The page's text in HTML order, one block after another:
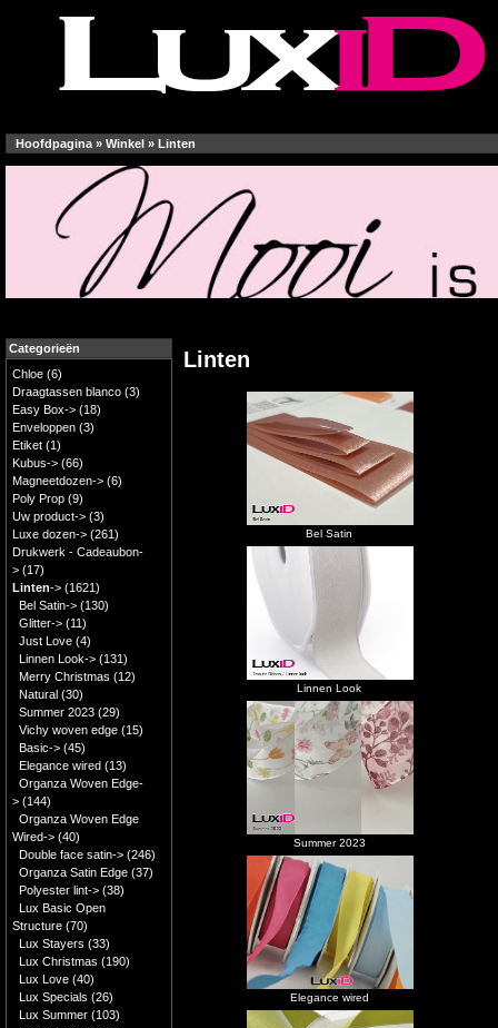
Hoofdpagina » Winkel » Linten
Linten
Bel Satin
Linnen Look
Summer 2023
Elegance wired
Categorieën
Chloe (6)
Draagtassen blanco (3)
Easy Box-> (18)
Enveloppen (3)
Etiket (1)
Kubus-> (66)
Magneetdozen-> (6)
Poly Prop (9)
Uw product-> (3)
Luxe dozen-> (261)
Drukwerk - Cadeaubon-
> (17)
Linten-> (1621)
Bel Satin-> (130)
Glitter-> (11)
Just Love (4)
Linnen Look-> (131)
Merry Christmas (12)
Natural (30)
Summer 2023 (29)
Vichy woven edge (15)
Basic-> (45)
Elegance wired (13)
Organza Woven Edge-
> (144)
Organza Woven Edge
Wired-> (40)
Double face satin-> (246)
Organza Satin Edge (37)
Polyester lint-> (38)
Lux Basic Open
Structure (70)
Lux Stayers (33)
Lux Christmas (190)
Lux Love (40)
Lux Specials (26)
Lux Summer (103)